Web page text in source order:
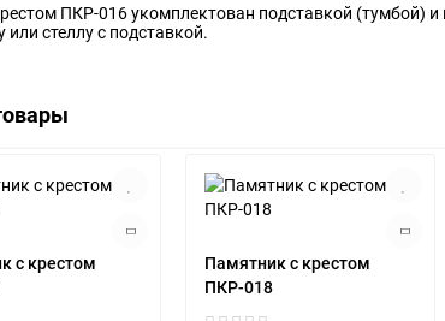
ПКР-016 укомплектован подставкой (тумбой)
или стеллу с подставкой.
с крестом
Памятник с крестом
ПКР-018